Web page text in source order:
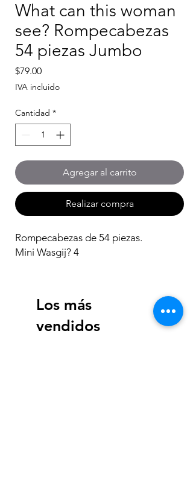
What can this woman
see? Rompecabezas
54 piezas Jumbo
$79.00Precio
IVA incluido
Cantidad *
Agregar al carrito
Realizar compra
Rompecabezas de 54 piezas.
Mini Wasgij? 4
Los más
vendidos